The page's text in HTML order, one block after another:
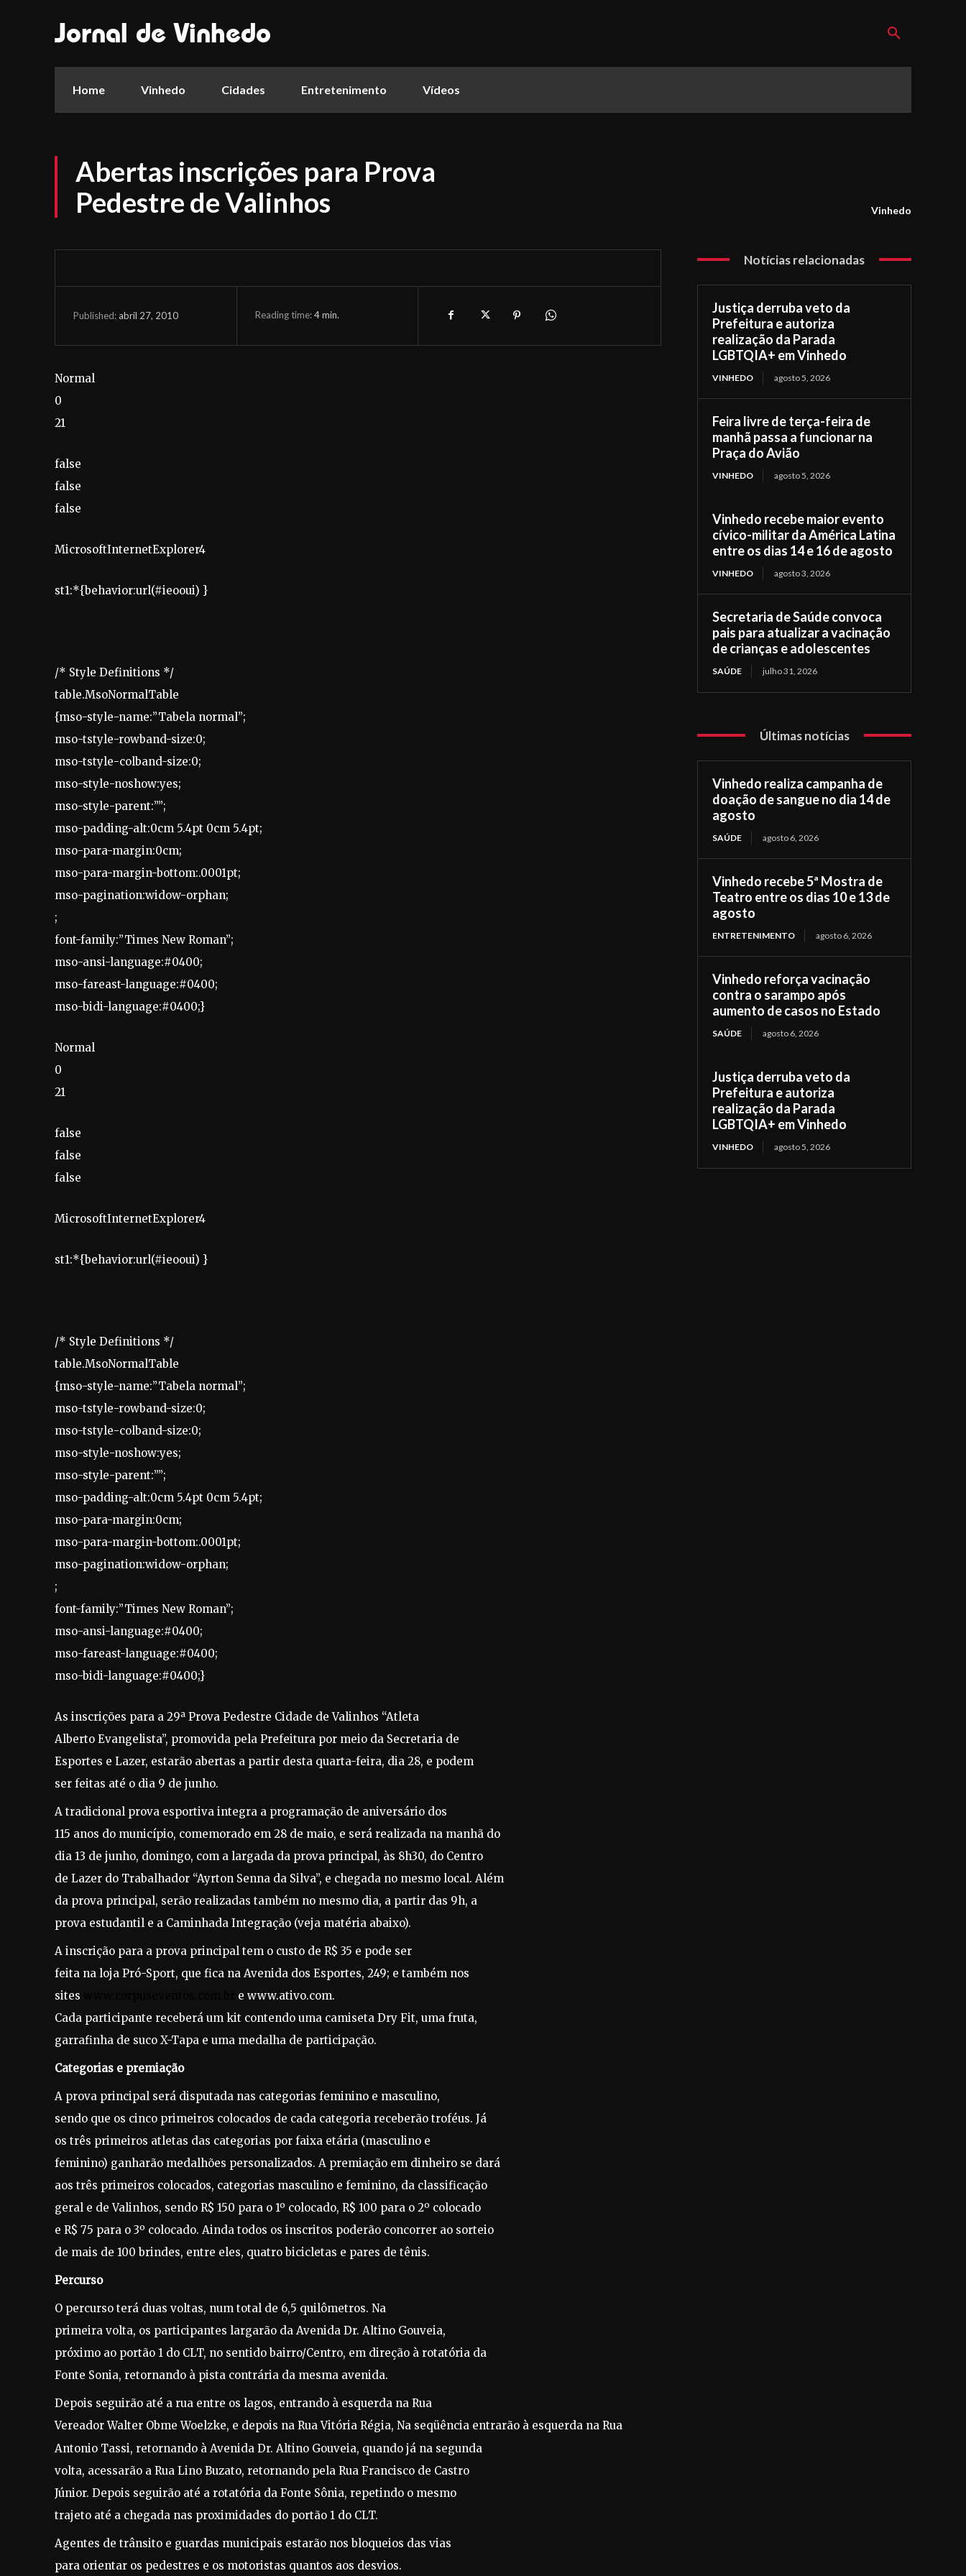
Jornal de Vinhedo
Home Vinhedo Cidades Entretenimento Vídeos
Abertas inscrições para Prova
Pedestre de Valinhos
Vinhedo
Published: abril 27, 2010 Reading time:4min.
Normal
0
21
false
false
false
MicrosoftInternetExplorer4
st1:*{behavior:url(#ieooui) }
/* Style Definitions */
table.MsoNormalTable
{mso-style-name:”Tabela normal”;
mso-tstyle-rowband-size:0;
mso-tstyle-colband-size:0;
mso-style-noshow:yes;
mso-style-parent:””;
mso-padding-alt:0cm 5.4pt 0cm 5.4pt;
mso-para-margin:0cm;
mso-para-margin-bottom:.0001pt;
mso-pagination:widow-orphan;
;
font-family:”Times New Roman”;
mso-ansi-language:#0400;
mso-fareast-language:#0400;
mso-bidi-language:#0400;}
Normal
0
21
false
false
false
MicrosoftInternetExplorer4
st1:*{behavior:url(#ieooui) }
/* Style Definitions */
table.MsoNormalTable
{mso-style-name:”Tabela normal”;
mso-tstyle-rowband-size:0;
mso-tstyle-colband-size:0;
mso-style-noshow:yes;
mso-style-parent:””;
mso-padding-alt:0cm 5.4pt 0cm 5.4pt;
mso-para-margin:0cm;
mso-para-margin-bottom:.0001pt;
mso-pagination:widow-orphan;
;
font-family:”Times New Roman”;
mso-ansi-language:#0400;
mso-fareast-language:#0400;
mso-bidi-language:#0400;}
As inscrições para a 29ª Prova Pedestre Cidade de Valinhos “Atleta
Alberto Evangelista”, promovida pela Prefeitura por meio da Secretaria de
Esportes e Lazer, estarão abertas a partir desta quarta-feira, dia 28, e podem
ser feitas até o dia 9 de junho.
A tradicional prova esportiva integra a programação de aniversário dos
115 anos do município, comemorado em 28 de maio, e será realizada na manhã do
dia 13 de junho, domingo, com a largada da prova principal, às 8h30, do Centro
de Lazer do Trabalhador “Ayrton Senna da Silva”, e chegada no mesmo local. Além
da prova principal, serão realizadas também no mesmo dia, a partir das 9h, a
prova estudantil e a Caminhada Integração (veja matéria abaixo).
A inscrição para a prova principal tem o custo de R$ 35 e pode ser
feita na loja Pró-Sport, que fica na Avenida dos Esportes, 249; e também nos
sites
e www.ativo.com.
Cada participante receberá um kit contendo uma camiseta Dry Fit, uma fruta,
garrafinha de suco X-Tapa e uma medalha de participação.
Categorias e premiação
A prova principal será disputada nas categorias feminino e masculino,
sendo que os cinco primeiros colocados de cada categoria receberão troféus. Já
os três primeiros atletas das categorias por faixa etária (masculino e
feminino) ganharão medalhões personalizados. A premiação em dinheiro se dará
aos três primeiros colocados, categorias masculino e feminino, da classificação
geral e de Valinhos, sendo R$ 150 para o 1º colocado, R$ 100 para o 2º colocado
e R$ 75 para o 3º colocado. Ainda todos os inscritos poderão concorrer ao sorteio
de mais de 100 brindes, entre eles, quatro bicicletas e pares de tênis.
Percurso
O percurso terá duas voltas, num total de 6,5 quilômetros. Na
primeira volta, os participantes largarão da Avenida Dr. Altino Gouveia,
próximo ao portão 1 do CLT, no sentido bairro/Centro, em direção à rotatória da
Fonte Sonia, retornando à pista contrária da mesma avenida.
Depois seguirão até a rua entre os lagos, entrando à esquerda na Rua
Vereador Walter Obme Woelzke, e depois na Rua Vitória Régia, Na seqüência entrarão à esquerda na Rua
Antonio Tassi, retornando à Avenida Dr. Altino Gouveia, quando já na segunda
volta, acessarão a Rua Lino Buzato, retornando pela Rua Francisco de Castro
Júnior. Depois seguirão até a rotatória da Fonte Sônia, repetindo o mesmo
trajeto até a chegada nas proximidades do portão 1 do CLT.
Agentes de trânsito e guardas municipais estarão nos bloqueios das vias
para orientar os pedestres e os motoristas quantos aos desvios.
Notícias relacionadas
Justiça derruba veto da
Prefeitura e autoriza
realização da Parada
LGBTQIA+ em Vinhedo
VINHEDO agosto 5, 2026
Feira livre de terça-feira de
manhã passa a funcionar na
Praça do Avião
VINHEDO agosto 5, 2026
Vinhedo recebe maior evento
cívico-militar da América Latina
entre os dias 14 e 16 de agosto
VINHEDO agosto 3, 2026
Secretaria de Saúde convoca
pais para atualizar a vacinação
de crianças e adolescentes
SAÚDE julho 31, 2026
Últimas notícias
Vinhedo realiza campanha de
doação de sangue no dia 14 de
agosto
SAÚDE agosto 6, 2026
Vinhedo recebe 5ª Mostra de
Teatro entre os dias 10 e 13 de
agosto
ENTRETENIMENTO agosto 6, 2026
Vinhedo reforça vacinação
contra o sarampo após
aumento de casos no Estado
SAÚDE agosto 6, 2026
Justiça derruba veto da
Prefeitura e autoriza
realização da Parada
LGBTQIA+ em Vinhedo
VINHEDO agosto 5, 2026